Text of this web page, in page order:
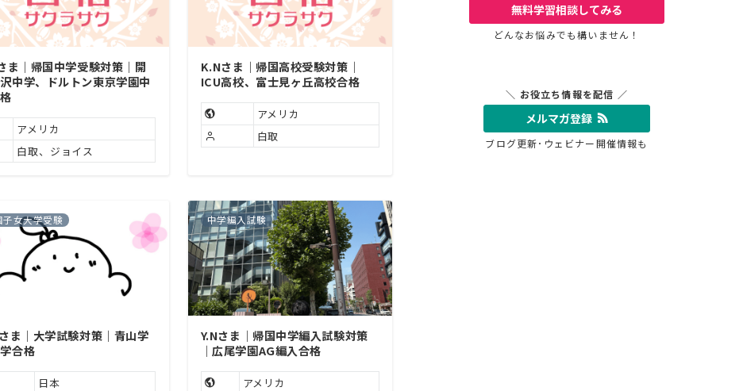
ま｜帰国中学受験対策｜開
中学、ドルトン東京学園中
アメリカ
白取、ジョイス
K.Nさま｜帰国高校受験対策｜
ICU高校、富士見ヶ丘高校合格
アメリカ
白取
子女大学受験
ま｜大学試験対策｜青山学
合格
日本
中学編入試験
Y.Nさま｜帰国中学編入試験対策
｜広尾学園AG編入合格
アメリカ
無料学習相談してみる
どんなお悩みでも構いません！
＼ お役立ち情報を配信 ／
メルマガ登録
ブログ更新･ウェビナー開催情報も